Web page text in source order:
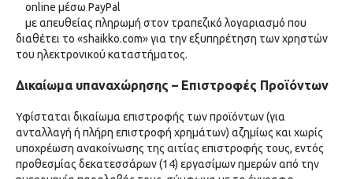
online μέσω PayPal
με απευθείας πληρωμή στον τραπεζικό λογαριασμό που
διαθέτει το «shaikko.com» για την εξυπηρέτηση των χρηστών
του ηλεκτρονικού καταστήματος.
Δικαίωμα υπαναχώρησης – Επιστροφές Προϊόντων
Υφίσταται δικαίωμα επιστροφής των προϊόντων (για
ανταλλαγή ή πλήρη επιστροφή χρημάτων) αζημίως και χωρίς
υποχρέωση ανακοίνωσης της αιτίας επιστροφής τους, εντός
προθεσμίας δεκατεσσάρων (14) εργασίμων ημερών από την